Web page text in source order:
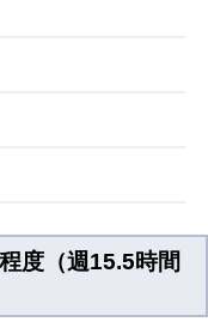
度（週15.5時間